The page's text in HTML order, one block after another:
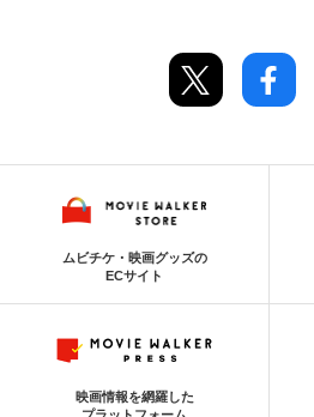
ムビチケ・映画グッズの
ECサイト
映画情報を網羅した